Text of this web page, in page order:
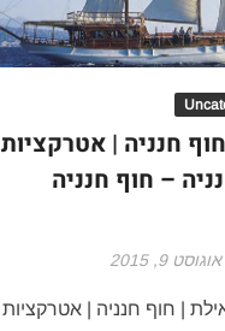
חנניה | אטרקציות
– חוף חנניה
אוגוסט 9, 2015
| חוף חנניה | אטרקציות